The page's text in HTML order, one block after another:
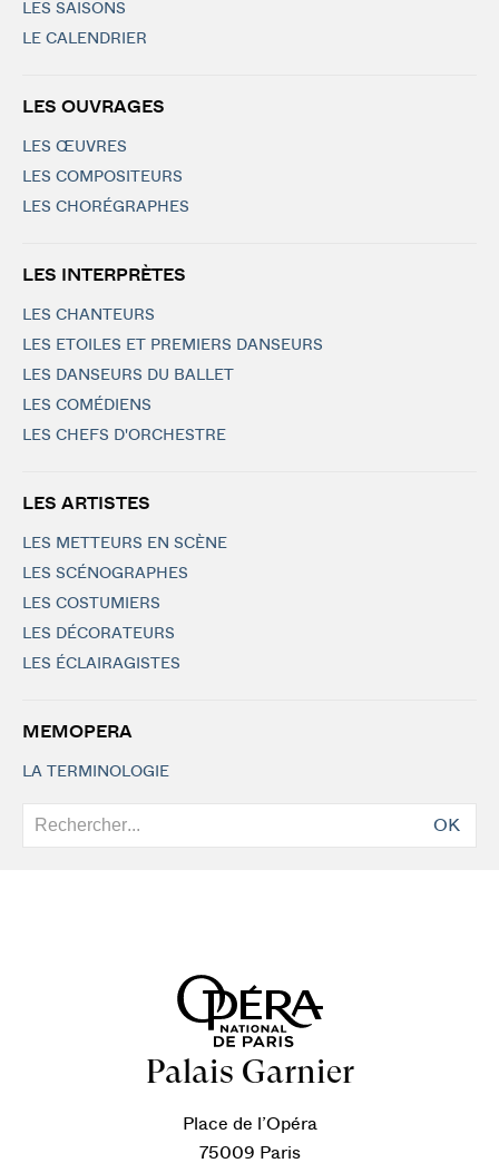
LES SAISONS
LE CALENDRIER
LES OUVRAGES
LES ŒUVRES
LES COMPOSITEURS
LES CHORÉGRAPHES
LES INTERPRÈTES
LES CHANTEURS
LES ETOILES ET PREMIERS DANSEURS
LES DANSEURS DU BALLET
LES COMÉDIENS
LES CHEFS D'ORCHESTRE
LES ARTISTES
LES METTEURS EN SCÈNE
LES SCÉNOGRAPHES
LES COSTUMIERS
LES DÉCORATEURS
LES ÉCLAIRAGISTES
MEMOPERA
LA TERMINOLOGIE
OK
Palais Garnier
Place de l’Opéra
75009 Paris